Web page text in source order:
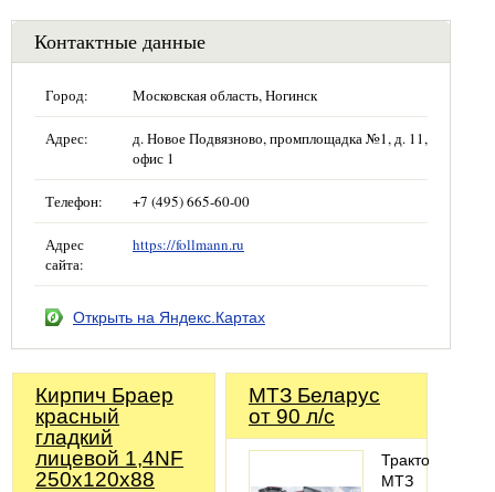
Контактные данные
Город: Московская область, Ногинск
Адрес:
д. Новое Подвязново, промплощадка №1, д. 11,
офис 1
Телефон: +7 (495) 665-60-00
Адрес
сайта:
https://follmann.ru
Открыть на Яндекс.Картах
Кирпич Браер
красный
гладкий
лицевой 1,4NF
250х120х88
МТЗ Беларус
от 90 л/с
Трактор
МТЗ